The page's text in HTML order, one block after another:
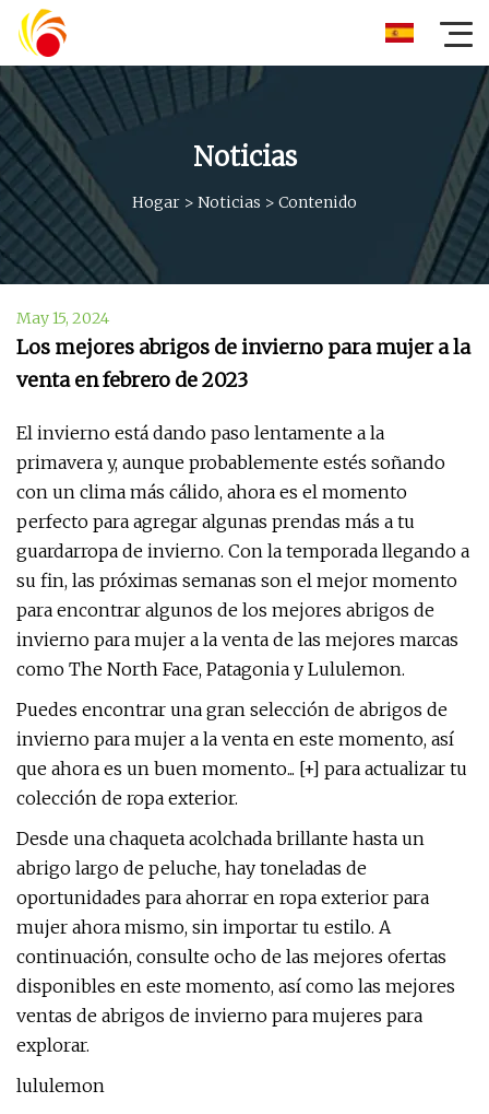
Noticias
Hogar > Noticias > Contenido
May 15, 2024
Los mejores abrigos de invierno para mujer a la
venta en febrero de 2023
El invierno está dando paso lentamente a la
primavera y, aunque probablemente estés soñando
con un clima más cálido, ahora es el momento
perfecto para agregar algunas prendas más a tu
guardarropa de invierno. Con la temporada llegando a
su fin, las próximas semanas son el mejor momento
para encontrar algunos de los mejores abrigos de
invierno para mujer a la venta de las mejores marcas
como The North Face, Patagonia y Lululemon.
Puedes encontrar una gran selección de abrigos de
invierno para mujer a la venta en este momento, así
que ahora es un buen momento... [+] para actualizar tu
colección de ropa exterior.
Desde una chaqueta acolchada brillante hasta un
abrigo largo de peluche, hay toneladas de
oportunidades para ahorrar en ropa exterior para
mujer ahora mismo, sin importar tu estilo. A
continuación, consulte ocho de las mejores ofertas
disponibles en este momento, así como las mejores
ventas de abrigos de invierno para mujeres para
explorar.
lululemon